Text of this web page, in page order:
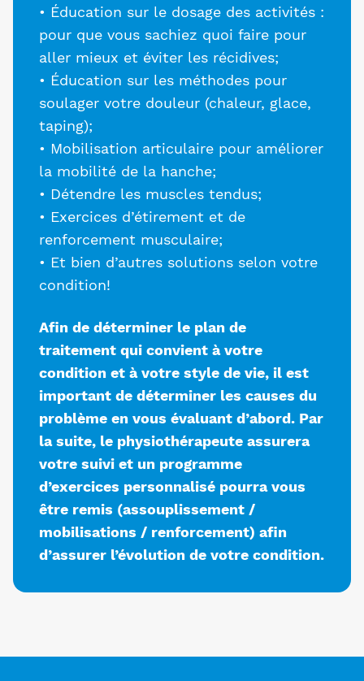
• Éducation sur le dosage des activités :
pour que vous sachiez quoi faire pour
aller mieux et éviter les récidives;
• Éducation sur les méthodes pour
soulager votre douleur (chaleur, glace,
taping);
• Mobilisation articulaire pour améliorer
la mobilité de la hanche;
• Détendre les muscles tendus;
• Exercices d’étirement et de
renforcement musculaire;
• Et bien d’autres solutions selon votre
condition!
Afin de déterminer le plan de
traitement qui convient à votre
condition et à votre style de vie, il est
important de déterminer les causes du
problème en vous évaluant d’abord. Par
la suite, le physiothérapeute assurera
votre suivi et un programme
d’exercices personnalisé pourra vous
être remis (assouplissement /
mobilisations / renforcement) afin
d’assurer l’évolution de votre condition.